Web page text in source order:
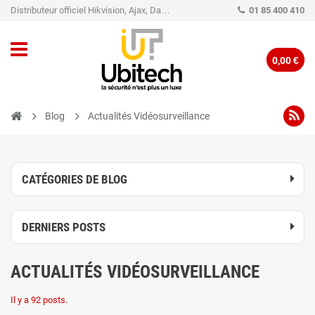
Distributeur officiel Hikvision, Ajax, Dahua, TP-Link - Caméra de vidéo surveillance - Alarme 01 85 400 410
0,00 €
Blog Actualités Vidéosurveillance
CATÉGORIES DE BLOG
DERNIERS POSTS
ACTUALITÉS VIDÉOSURVEILLANCE
Il y a 92 posts.